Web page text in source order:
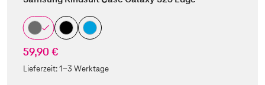
59,90 €
Lieferzeit:1-3 Werktage